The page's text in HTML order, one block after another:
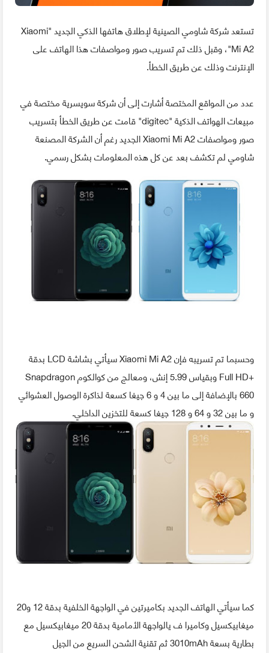
تستعد شركة شاومي الصينية لإطلاق هاتفها الذكي الجديد "Xiaomi
Mi A2"، وقبل ذلك تم تسريب صور ومواصفات هذا الهاتف على
الإنترنت وذلك عن طريق الخطأ.
عدد من المواقع المختصة أشارت إلى أن شركة سويسرية مختصة في
مبيعات الهواتف الذكية "digitec" قامت عن طريق الخطأ بتسريب
صور ومواصفات Xiaomi Mi A2 الجديد رغم أن الشركة المصنعة
شاومي لم تكشف بعد عن كل هذه المعلومات بشكل رسمي.
وحسبما تم تسريبه فإن Xiaomi Mi A2 سيأتي بشاشة LCD بدقة
+Full HD وبقياس 5.99 إنش، ومعالج من كوالكوم Snapdragon
660 بالإضافة إلى ما بين 4 و 6 جيغا كسعة لذاكرة الوصول العشوائي
و ما بين 32 و 64 و 128 جيغا كسعة للتخزين الداخلي.
كما سيأتي الهاتف الجديد بكاميرتين في الواجهة الخلفية بدقة 12 و20
ميغابيكسيل وكاميرا ف يالواجهة الأمامية بدقة 20 ميغابيكسيل مع
بطارية بسعة 3010mAh ثم تقنية الشحن السريع من الجيل